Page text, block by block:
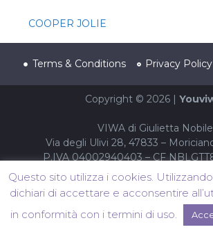
COOPER JOLIE
Terms & Conditions Privacy Policy
Copyright © 2026 |
VIWA di Giulietta Nobile
Via degli Ulivi 28, 47833 –
P.IVA 04002940403 – CF
Questo sito utilizza i cookies.
dichiari di accettare e acconsentire
in conformità con i termini di uso.